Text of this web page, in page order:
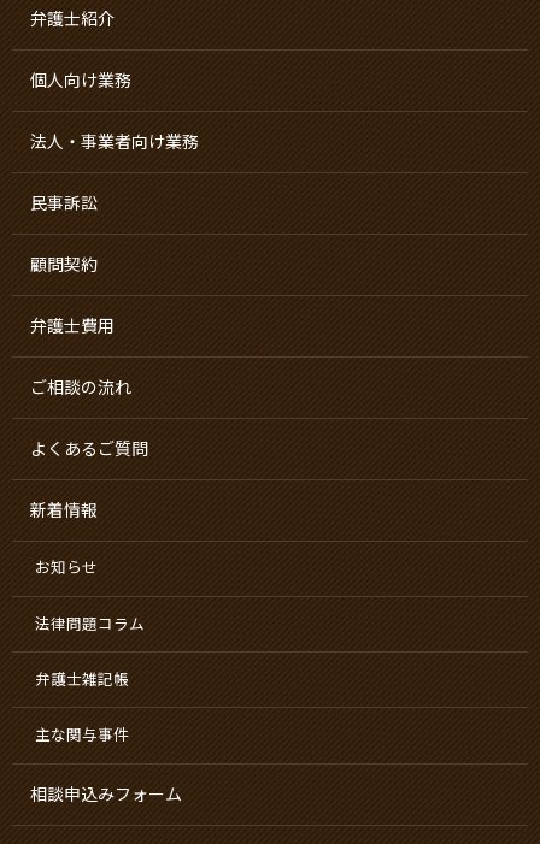
弁護士紹介
個人向け業務
法人・事業者向け業務
民事訴訟
顧問契約
弁護士費用
ご相談の流れ
よくあるご質問
新着情報
お知らせ
法律問題コラム
弁護士雑記帳
主な関与事件
相談申込みフォーム